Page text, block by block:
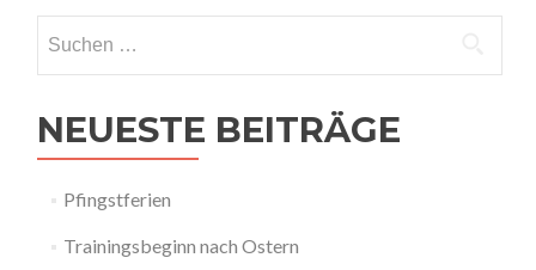
nach:
NEUESTE BEITRÄGE
Pfingstferien
Trainingsbeginn nach Ostern